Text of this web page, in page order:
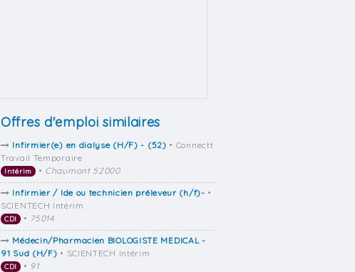
Offres d'emploi similaires
Infirmier(e) en dialyse (H/F) - (52) • Connectt
Travail Temporaire
Intérim • Chaumont 52000
Infirmier / Ide ou technicien préleveur (h/f)- •
SCIENTECH Intérim
CDI • 75014
Médecin/Pharmacien BIOLOGISTE MEDICAL -
91 Sud (H/F) • SCIENTECH Intérim
CDI • 91